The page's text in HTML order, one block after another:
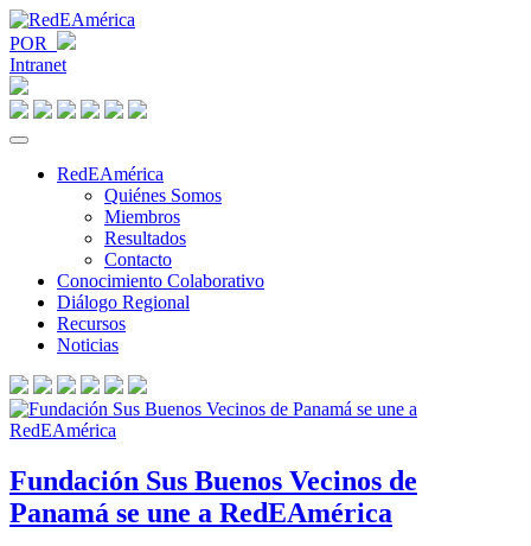
POR
Intranet
RedEAmérica
Quiénes Somos
Miembros
Resultados
Contacto
Conocimiento Colaborativo
Diálogo Regional
Recursos
Noticias
Fundación Sus Buenos Vecinos de
Panamá se une a RedEAmérica